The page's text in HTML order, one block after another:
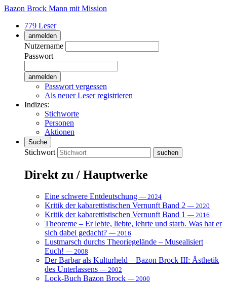
Bazon Brock Mann mit Mission
779 Leser
anmelden
Nutzername
Passwort
Passwort vergessen
Als neuer Leser registrieren
Indizes:
Stichworte
Personen
Aktionen
Suche
Stichwort
Direkt zu / Hauptwerke
Eine schwere Entdeutschung — 2024
Kritik der kabarettistischen Vernunft Band 2 — 2020
Kritik der kabarettistischen Vernunft Band 1 — 2016
Theoreme – Er lebte, liebte, lehrte und starb. Was hat er
sich dabei gedacht? — 2016
Lustmarsch durchs Theoriegelände – Musealisiert
Euch! — 2008
Der Barbar als Kulturheld – Bazon Brock III: Ästhetik
des Unterlassens — 2002
Lock-Buch Bazon Brock — 2000